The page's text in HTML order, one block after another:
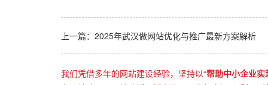
上一篇：2025年武汉做网站优化与推广最新方案解析
我们凭借多年的网站建设经验，坚持以“帮助中小企业